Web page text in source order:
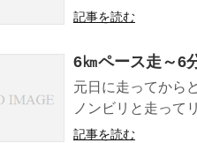
記事を読む
6㎞ペース走～6
元日に走ってから
ノンビリと走って
記事を読む